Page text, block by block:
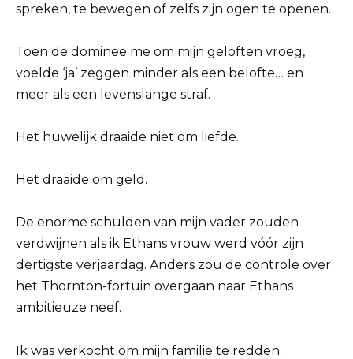
spreken, te bewegen of zelfs zijn ogen te openen.
Toen de dominee me om mijn geloften vroeg,
voelde ‘ja’ zeggen minder als een belofte… en
meer als een levenslange straf.
Het huwelijk draaide niet om liefde.
Het draaide om geld.
De enorme schulden van mijn vader zouden
verdwijnen als ik Ethans vrouw werd vóór zijn
dertigste verjaardag. Anders zou de controle over
het Thornton-fortuin overgaan naar Ethans
ambitieuze neef.
Ik was verkocht om mijn familie te redden.